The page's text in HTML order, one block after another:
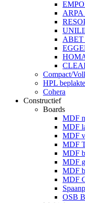
Compact/
HPL
Cohera
Constructief
Boards
MDF
MDF
MDF
MDF
MDF
MDF
MDF
MDF
OSB